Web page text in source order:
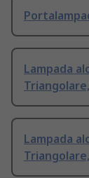
Lampada
Lampada